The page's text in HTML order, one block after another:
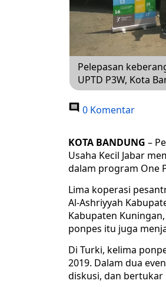
Pelepasan
UPTD P3W, Kota
0 Komentar
KOTA BANDUNG –
Usaha Kecil Jabar
dalam program One
Lima koperasi
Al-Ashriyyah
Kabupaten
ponpes itu juga
Di Turki, kelima
2019. Dalam dua
diskusi, dan